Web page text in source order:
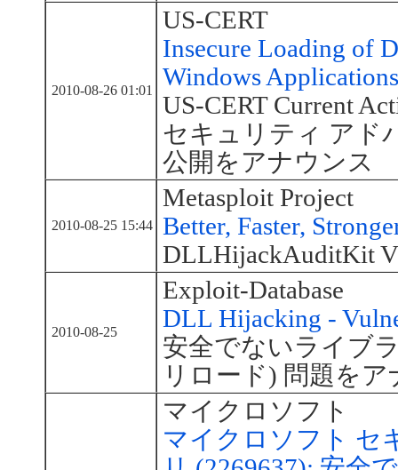
2010-08-26 01:01
US-CERT
Insecure Loading of
Windows Applications
US-CERT Current
セキュリティ アド
公開をアナウンス
2010-08-25 15:44
Metasploit Project
Better, Faster,
DLLHijackAuditKit
2010-08-25
Exploit-Database
DLL Hijacking -
安全でないライブ
リロード) 問題を
マイクロソフト
マイクロソフト セ